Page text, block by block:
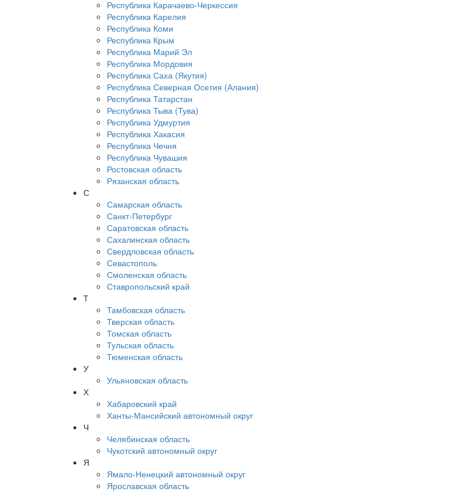
Республика Карачаево-Черкессия
Республика Карелия
Республика Коми
Республика Крым
Республика Марий Эл
Республика Мордовия
Республика Саха (Якутия)
Республика Северная Осетия (Алания)
Республика Татарстан
Республика Тыва (Тува)
Республика Удмуртия
Республика Хакасия
Республика Чечня
Республика Чувашия
Ростовская область
Рязанская область
С
Самарская область
Санкт-Петербург
Саратовская область
Сахалинская область
Свердловская область
Севастополь
Смоленская область
Ставропольский край
Т
Тамбовская область
Тверская область
Томская область
Тульская область
Тюменская область
У
Ульяновская область
Х
Хабаровский край
Ханты-Мансийский автономный округ
Ч
Челябинская область
Чукотский автономный округ
Я
Ямало-Ненецкий автономный округ
Ярославская область